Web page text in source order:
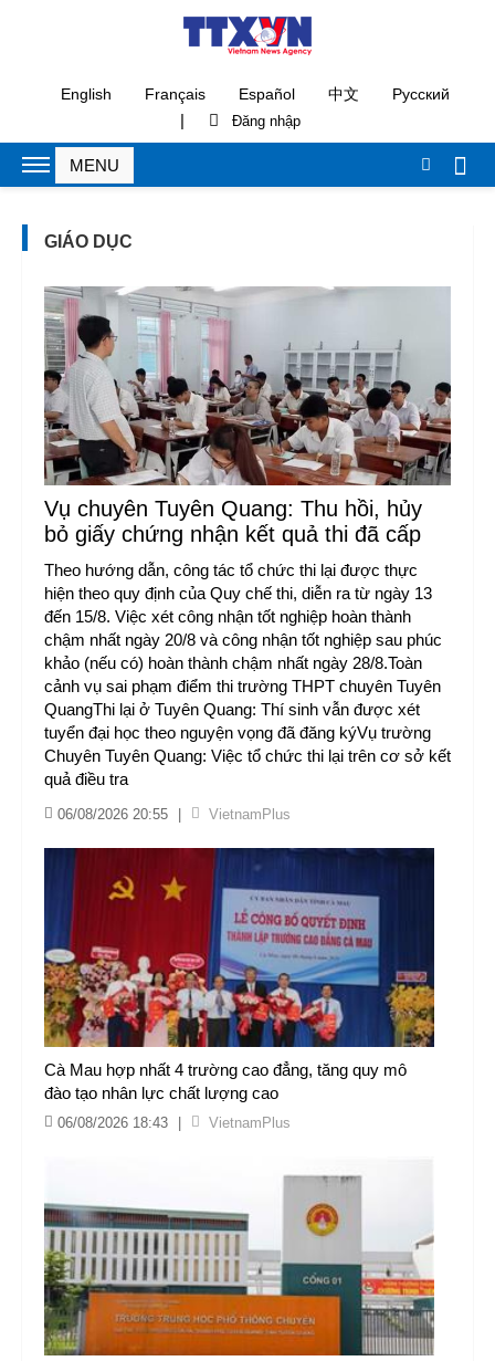
English Français Español 中文 Русский
|
GIÁO DỤC
Vụ chuyên Tuyên Quang: Thu hồi, hủy
bỏ giấy chứng nhận kết quả thi đã cấp
Theo hướng dẫn, công tác tổ chức thi lại được thực
hiện theo quy định của Quy chế thi, diễn ra từ ngày 13
đến 15/8. Việc xét công nhận tốt nghiệp hoàn thành
chậm nhất ngày 20/8 và công nhận tốt nghiệp sau phúc
khảo (nếu có) hoàn thành chậm nhất ngày 28/8.Toàn
cảnh vụ sai phạm điểm thi trường THPT chuyên Tuyên
QuangThi lại ở Tuyên Quang: Thí sinh vẫn được xét
tuyển đại học theo nguyện vọng đã đăng kýVụ trường
Chuyên Tuyên Quang: Việc tổ chức thi lại trên cơ sở kết
quả điều tra
06/08/2026 20:55 VietnamPlus
Cà Mau hợp nhất 4 trường cao đẳng, tăng quy mô
đào tạo nhân lực chất lượng cao
06/08/2026 18:43 VietnamPlus